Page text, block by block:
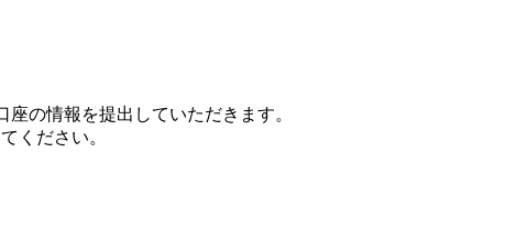
の情報を提出していただきます。
ください。